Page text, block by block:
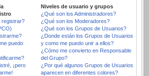
registrar?
puedo
¡pero
Niveles de usuario y grupos
¿Qué son los Administradores?
¿Qué son los Moderadores?
¿Qué son los Grupos de Usuarios?
¿Donde están los Grupos de Usuarios
y como me puedo unir a ellos?
¿Cómo me convierto en Responsable
del Grupo?
¿Por qué algunos Grupos de Usuarios
aparecen en diferentes colores?